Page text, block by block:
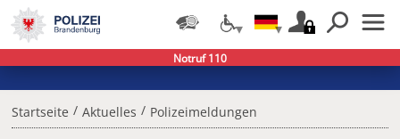
Startseite / Aktuelles / Polizeimeldungen
Notruf 110